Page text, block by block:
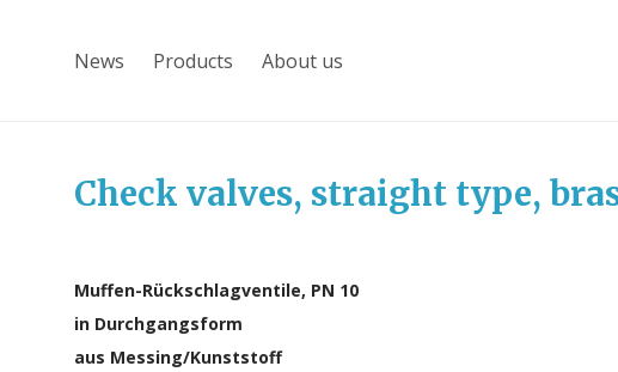
News Products About us
Check valves, straight type,
Muffen-Rückschlagventile, PN 10
in Durchgangsform
aus Messing/Kunststoff